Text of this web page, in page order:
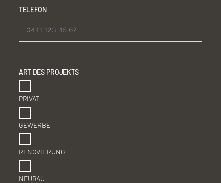
TELEFON
ART DES PROJEKTS
PRIVAT
GEWERBE
RENOVIERUNG
NEUBAU